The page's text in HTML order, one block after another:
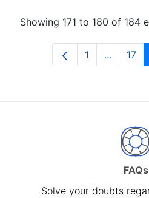
Showing 171 to 180 of 184
Page
1 ... 17
FAQs
Solve your doubts